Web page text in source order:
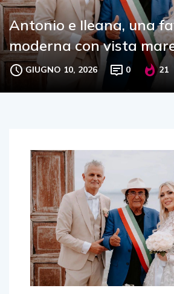
Antonio e Ileana, una
moderna con vista
GIUGNO 10, 2026 0 21